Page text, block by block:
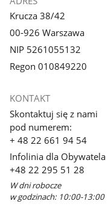
Krucza 38/42
00-926 Warszawa
NIP 5261055132
Regon 010849220
KONTAKT
Skontaktuj się z nami
pod numerem:
+ 48 22 661 94 54
Infolinia dla Obywatela
+48 22 295 51 28
W dni robocze
w godzinach: 10:00-13:00